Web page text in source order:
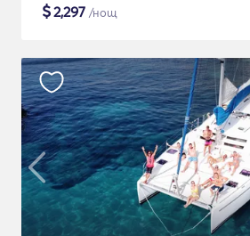
$2,297 /нощ